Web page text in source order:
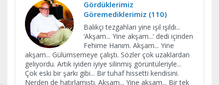
Gördüklerimiz
Göremediklerimiz (110)
Balıkçı tezgahları yine ışıl ışıldı...
‘Akşam... Yine akşam...’ dedi içinden
Fehime Hanım. Akşam... Yine
akşam... Gülümsemeye çalıştı. Sözler çok uzaklardan
geliyordu. Artık iyiden iyiye silinmiş görüntüleriyle...
Çok eski bir şarkı gibi... Bir tuhaf hissetti kendisini.
Nerden de hatırlamıştı. Akşam... Yine akşam... Bir tek